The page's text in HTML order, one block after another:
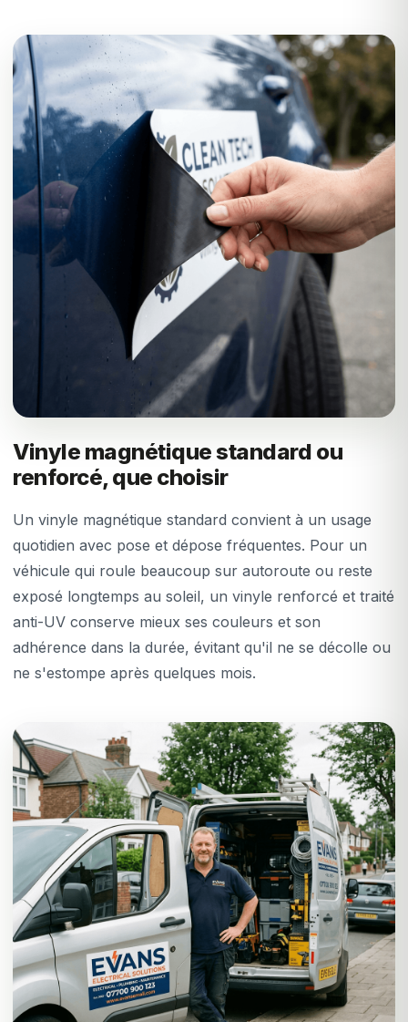
Vinyle magnétique standard ou
renforcé, que choisir
Un vinyle magnétique standard convient à un usage
quotidien avec pose et dépose fréquentes. Pour un
véhicule qui roule beaucoup sur autoroute ou reste
exposé longtemps au soleil, un vinyle renforcé et traité
anti-UV conserve mieux ses couleurs et son
adhérence dans la durée, évitant qu'il ne se décolle ou
ne s'estompe après quelques mois.